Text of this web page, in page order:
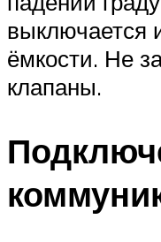
выключается
ёмкости. Не
клапаны.